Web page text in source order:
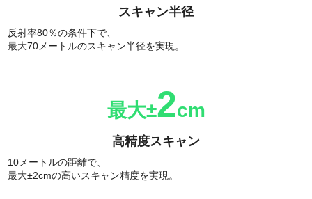
スキャン半径
反射率80％の条件下で、
最大70メートルのスキャン半径を実現。
最大±2cm
高精度スキャン
10メートルの距離で、
最大±2cmの高いスキャン精度を実現。